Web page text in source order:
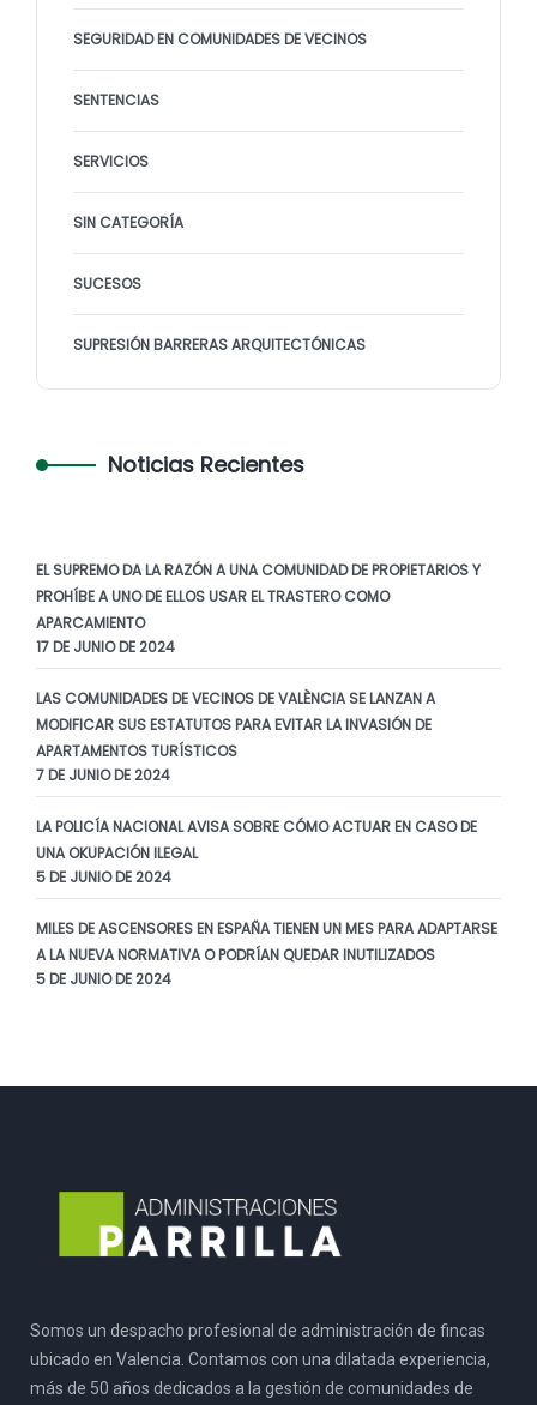
SEGURIDAD EN COMUNIDADES DE VECINOS
SENTENCIAS
SERVICIOS
SIN CATEGORÍA
SUCESOS
SUPRESIÓN BARRERAS ARQUITECTÓNICAS
Noticias Recientes
EL SUPREMO DA LA RAZÓN A UNA COMUNIDAD DE PROPIETARIOS Y
PROHÍBE A UNO DE ELLOS USAR EL TRASTERO COMO
APARCAMIENTO
17 DE JUNIO DE 2024
LAS COMUNIDADES DE VECINOS DE VALÈNCIA SE LANZAN A
MODIFICAR SUS ESTATUTOS PARA EVITAR LA INVASIÓN DE
APARTAMENTOS TURÍSTICOS
7 DE JUNIO DE 2024
LA POLICÍA NACIONAL AVISA SOBRE CÓMO ACTUAR EN CASO DE
UNA OKUPACIÓN ILEGAL
5 DE JUNIO DE 2024
MILES DE ASCENSORES EN ESPAÑA TIENEN UN MES PARA ADAPTARSE
A LA NUEVA NORMATIVA O PODRÍAN QUEDAR INUTILIZADOS
5 DE JUNIO DE 2024
Somos un despacho profesional de administración de fincas
ubicado en Valencia. Contamos con una dilatada experiencia,
más de 50 años dedicados a la gestión de comunidades de